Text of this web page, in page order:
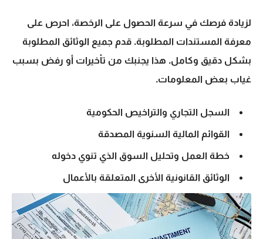
لزيادة فرصك في سرعة الحصول على الرخصة، احرص على
معرفة المستندات المطلوبة. قدم جميع الوثائق المطلوبة
بشكل دقيق وكامل. هذا يجنبك من تأخيرات أو رفض بسبب
غياب بعض المعلومات.
السجل التجاري والتراخيص الحكومية
القوائم المالية السنوية المصدقة
خطة العمل وتحليل السوق الذي تنوي دخوله
الوثائق القانونية الأخرى المتعلقة بالأعمال